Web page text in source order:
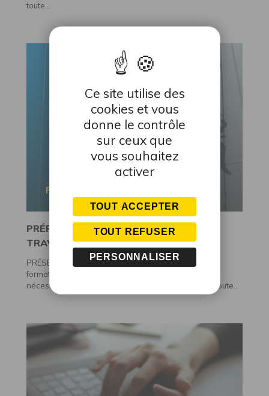
Ce site utilise des
cookies et vous
donne le contrôle
sur ceux que
vous souhaitez
activer
TOUT ACCEPTER
TOUT REFUSER
PERSONNALISER
toute...
FORMATION CONTINUE
PRÉPARATION À L’AUTORISATION DES
TRAVAUX EN HAUTEUR : SITE ÉQUIPÉ
PRÉSENTATION SUCCINCTE DE LA FORMATION Cette
formation permet l'acquisition des compétences
nécessaires à l'exécution de travaux en hauteur en toute...